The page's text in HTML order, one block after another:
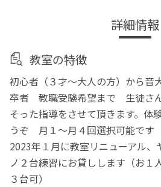
詳細情報
教室の特徴
初心者（３才〜大人の方）から
卒者 教職受験希望まで 生徒さ
そった指導をさせて頂きます。体
うぞ 月１～月４回選択可能で
2023年１月に教室リニューアル、
ノ２台練習にお貸しします（お
３台可）